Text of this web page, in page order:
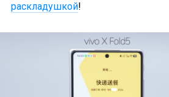
раскладушкой!